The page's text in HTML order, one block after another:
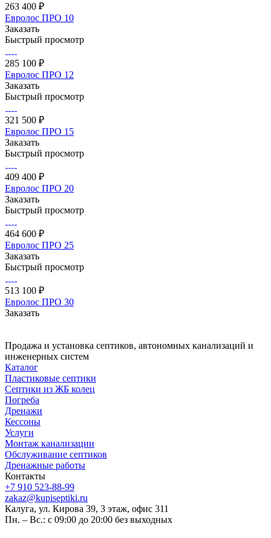
263 400 ₽
Евролос ПРО 10
Заказать
Быстрый просмотр
285 100 ₽
Евролос ПРО 12
Заказать
Быстрый просмотр
321 500 ₽
Евролос ПРО 15
Заказать
Быстрый просмотр
409 400 ₽
Евролос ПРО 20
Заказать
Быстрый просмотр
464 600 ₽
Евролос ПРО 25
Заказать
Быстрый просмотр
513 100 ₽
Евролос ПРО 30
Заказать
Продажа и установка септиков, автономных канализаций и
инженерных систем
Каталог
Пластиковые септики
Септики из ЖБ колец
Погреба
Дренажи
Кессоны
Услуги
Монтаж канализации
Обслуживание септиков
Дренажные работы
Контакты
+7 910 523-88-99
zakaz@kupiseptiki.ru
Калуга, ул. Кирова 39, 3 этаж, офис 311
Пн. – Вс.: с 09:00 до 20:00 без выходных